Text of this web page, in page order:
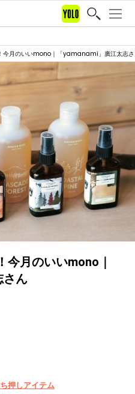
今月のいいmono｜「yamanami」廣江太志
今月のいいmono｜
さん
押しアイテム